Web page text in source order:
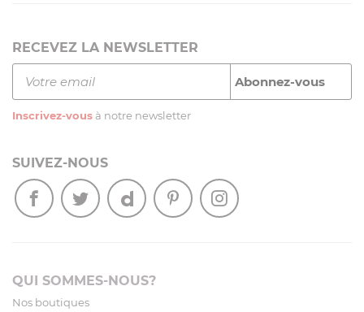
RECEVEZ LA NEWSLETTER
Inscrivez-vous à notre newsletter
SUIVEZ-NOUS
QUI SOMMES-NOUS?
Nos boutiques